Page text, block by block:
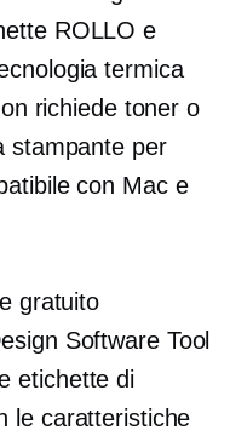
ROLLO e
termica
richiede toner o
stampante per
con Mac e
gratuito
Software Tool
etichette di
le caratteristiche